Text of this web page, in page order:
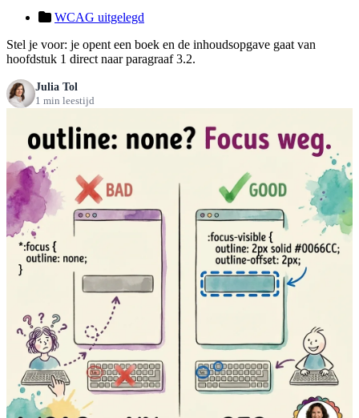
WCAG uitgelegd
Stel je voor: je opent een boek en de inhoudsopgave gaat van
hoofdstuk 1 direct naar paragraaf 3.2.
Julia Tol
1 min leestijd